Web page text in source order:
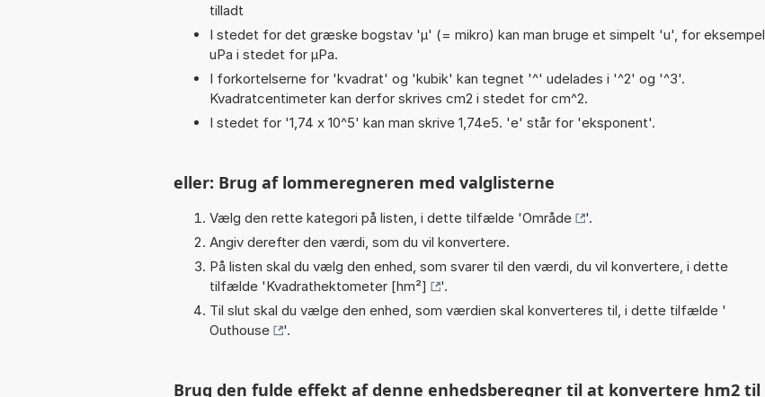
tilladt
I stedet for det græske bogstav 'µ' (= mikro) kan man bruge et simpelt 'u', for eksempel
uPa i stedet for µPa.
I forkortelserne for 'kvadrat' og 'kubik' kan tegnet '^' udelades i '^2' og '^3'.
Kvadratcentimeter kan derfor skrives cm2 i stedet for cm^2.
I stedet for '1,74 x 10^5' kan man skrive 1,74e5. 'e' står for 'eksponent'.
eller: Brug af lommeregneren med valglisterne
Vælg den rette kategori på listen, i dette tilfælde 'Område
'.
Angiv derefter den værdi, som du vil konvertere.
På listen skal du vælg den enhed, som svarer til den værdi, du vil konvertere, i dette
tilfælde 'Kvadrathektometer [hm²]
'.
Til slut skal du vælge den enhed, som værdien skal konverteres til, i dette tilfælde '
Outhouse
'.
Brug den fulde effekt af denne enhedsberegner til at konvertere hm2 til